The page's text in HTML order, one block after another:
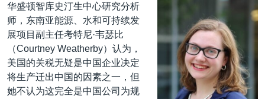
华盛顿智库史汀生中心研究分析
师，东南亚能源、水和可持续发
展项目副主任考特尼·韦瑟比
（Courtney Weatherby）认为，
美国的关税无疑是中国企业决定
将生产迁出中国的因素之一，但
她不认为这完全是中国公司为规